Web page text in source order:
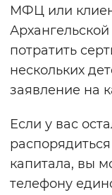
МФЦ или
потратить
нескольких
заявление на
Если у вас
капитала, вы
телефону